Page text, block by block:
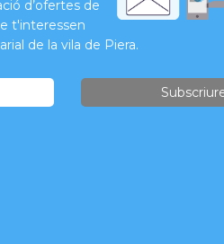
d’ofertes de
t'interessen
de la vila de Piera.